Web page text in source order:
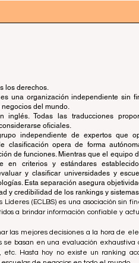
los derechos.
una organización independiente sin
del mundo.
inglés. Todas las traducciones
oficiales.
independiente de expertos que
clasificación opera de forma
de funciones. Mientras que el equipo
en criterios y estándares
y clasificar universidades y
Esta separación asegura
y credibilidad de los rankings y
(ECLBS) es una asociación sin
a brindar información confiable y
las mejores decisiones a la hora de
se basan en una evaluación exhaustiva
Hasta hoy no existe un ranking